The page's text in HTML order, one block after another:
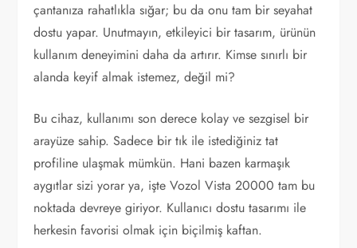
çantanıza rahatlıkla sığar; bu da onu tam bir seyahat
dostu yapar. Unutmayın, etkileyici bir tasarım, ürünün
kullanım deneyimini daha da artırır. Kimse sınırlı bir
alanda keyif almak istemez, değil mi?
Bu cihaz, kullanımı son derece kolay ve sezgisel bir
arayüze sahip. Sadece bir tık ile istediğiniz tat
profiline ulaşmak mümkün. Hani bazen karmaşık
aygıtlar sizi yorar ya, işte Vozol Vista 20000 tam bu
noktada devreye giriyor. Kullanıcı dostu tasarımı ile
herkesin favorisi olmak için biçilmiş kaftan.